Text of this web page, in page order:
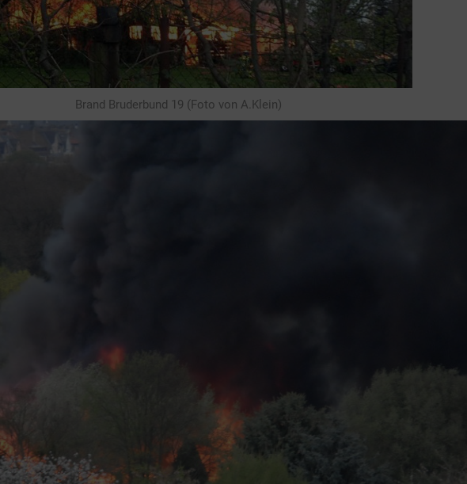
Brand Bruderbund 19 (Foto von A.Klein)